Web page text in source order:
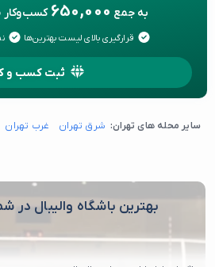
به جمع 650,000 کسب‌وکار
قرارگیری بالای لیست بهترین‌ها
ثبت کسب و
سایر محله های تهران: شرق تهران غرب تهران
بهترین باشگاه والیبال در